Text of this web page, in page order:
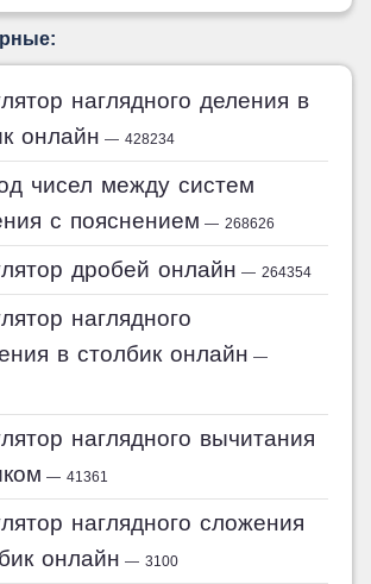
наглядного деления в
онлайн — 428234
чисел между систем
с пояснением — 268626
дробей онлайн — 264354
наглядного
в столбик онлайн —
наглядного вычитания
— 41361
наглядного сложения
онлайн — 3100